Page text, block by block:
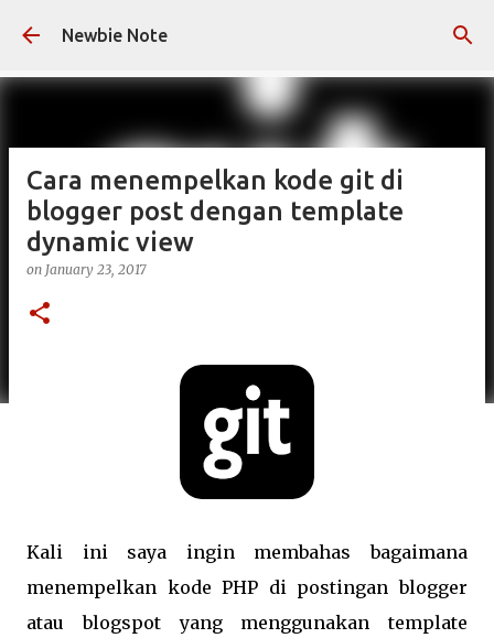
Skip to main content
Newbie Note
Cara menempelkan kode git di
blogger post dengan template
dynamic view
on January 23, 2017
Kali ini saya ingin membahas bagaimana
menempelkan kode PHP di postingan blogger
atau blogspot yang menggunakan template